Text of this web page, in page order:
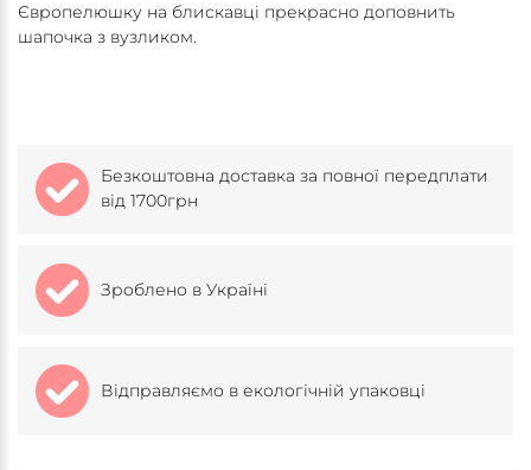
Європелюшку на блискавці прекрасно доповнить
шапочка з вузликом.
Безкоштовна доставка за повної передплати
від 1700грн
Зроблено в Україні
Відправляємо в екологічній упаковці